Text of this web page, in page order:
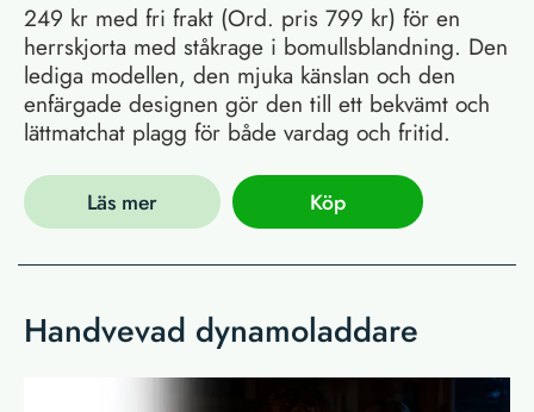
249 kr med fri frakt (Ord. pris 799 kr) för en
herrskjorta med ståkrage i bomullsblandning. Den
lediga modellen, den mjuka känslan och den
enfärgade designen gör den till ett bekvämt och
lättmatchat plagg för både vardag och fritid.
Läs mer Köp
Handvevad dynamoladdare